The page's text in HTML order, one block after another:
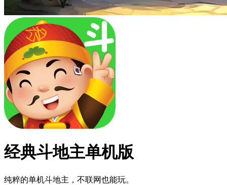
经典斗地主单机版
纯粹的单机斗地主，不联网也能玩。